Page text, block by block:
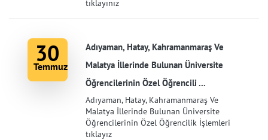
tıklayınız
30
Temmuz
Adıyaman, Hatay, Kahramanmaraş Ve
Malatya İllerinde Bulunan Üniversite
Öğrencilerinin Özel Öğrencili ...
Adıyaman, Hatay, Kahramanmaraş Ve
Malatya İllerinde Bulunan Üniversite
Öğrencilerinin Özel Öğrencilik İşlemleri
tıklayız